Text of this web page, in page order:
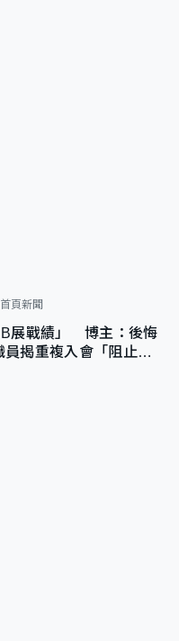
首頁新聞
展戰績」 博主：後悔
揭重複入會「阻止唔